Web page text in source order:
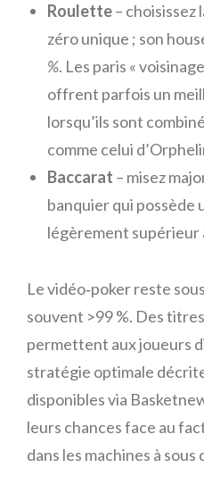
Roulette– choisissez
zéro unique ; son
%. Les paris «
offrent parfois un
lorsqu’ils sont
comme celui
Baccarat – misez
banquier qui possède
légèrement supérieur
Le vidéo‑poker reste
souvent >99 %. Des
permettent aux joueurs
stratégie optimale
disponibles via
leurs chances face au
dans les machines à sous